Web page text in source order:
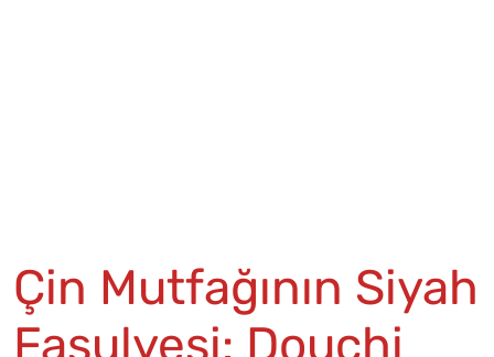
Çin Mutfağının Siyah
Fasulyesi: Douchi